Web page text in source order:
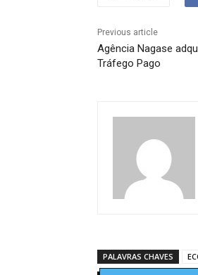
Previous article
Agência Nagase
Tráfego Pago
PALAVRAS CHAVES